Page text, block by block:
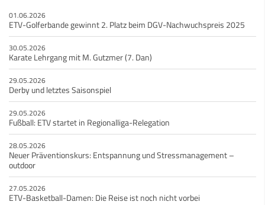
01.06.2026
ETV-Golferbande gewinnt 2. Platz beim DGV-Nachwuchspreis 2025
30.05.2026
Karate Lehrgang mit M. Gutzmer (7. Dan)
29.05.2026
Derby und letztes Saisonspiel
29.05.2026
Fußball: ETV startet in Regionalliga-Relegation
28.05.2026
Neuer Präventionskurs: Entspannung und Stressmanagement –
outdoor
27.05.2026
ETV-Basketball-Damen: Die Reise ist noch nicht vorbei